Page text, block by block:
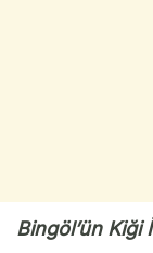
Bingöl’ün Kiği